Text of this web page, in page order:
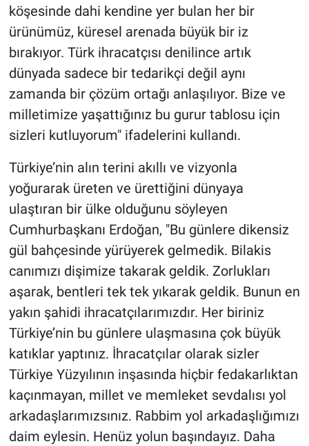
köşesinde dahi kendine yer bulan her bir
ürünümüz, küresel arenada büyük bir iz
bırakıyor. Türk ihracatçısı denilince artık
dünyada sadece bir tedarikçi değil aynı
zamanda bir çözüm ortağı anlaşılıyor. Bize ve
milletimize yaşattığınız bu gurur tablosu için
sizleri kutluyorum" ifadelerini kullandı.
Türkiye’nin alın terini akıllı ve vizyonla
yoğurarak üreten ve ürettiğini dünyaya
ulaştıran bir ülke olduğunu söyleyen
Cumhurbaşkanı Erdoğan, "Bu günlere dikensiz
gül bahçesinde yürüyerek gelmedik. Bilakis
canımızı dişimize takarak geldik. Zorlukları
aşarak, bentleri tek tek yıkarak geldik. Bunun en
yakın şahidi ihracatçılarımızdır. Her biriniz
Türkiye’nin bu günlere ulaşmasına çok büyük
katıklar yaptınız. İhracatçılar olarak sizler
Türkiye Yüzyılının inşasında hiçbir fedakarlıktan
kaçınmayan, millet ve memleket sevdalısı yol
arkadaşlarımızsınız. Rabbim yol arkadaşlığımızı
daim eylesin. Henüz yolun başındayız. Daha